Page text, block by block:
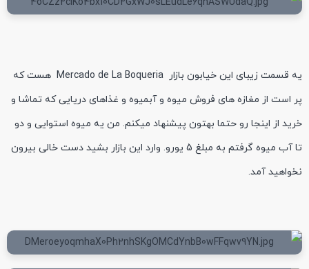
یه قسمت زیبای این خیابون بازار Mercado de La Boqueria هست که
پر است از مغازه های فروش میوه و آبمیوه و غذاهای دریایی که تماشا و
خرید از اینجا رو حتما بهتون پیشنهاد میکنم. من یه میوه استوایی و دو
تا آب میوه گرفتم به مبلغ 5 یورو. وارد این بازار بشید دست خالی بیرون
نخواهید آمد.